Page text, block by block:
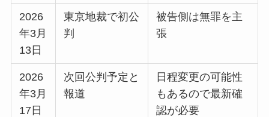
2026
年3月
13日
東京地裁で初公
判
被告側は無罪を主
張
2026
年3月
17日
次回公判予定と
報道
日程変更の可能性
もあるので最新確
認が必要